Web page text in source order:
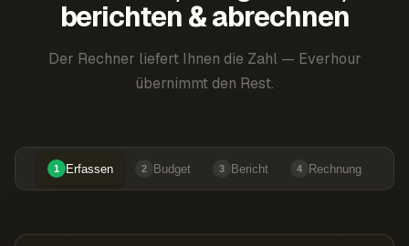
berichten & abrechnen
Der Rechner liefert Ihnen die Zahl — Everhour
übernimmt den Rest.
1 Erfassen 2 Budget 3 Bericht 4 Rechnung